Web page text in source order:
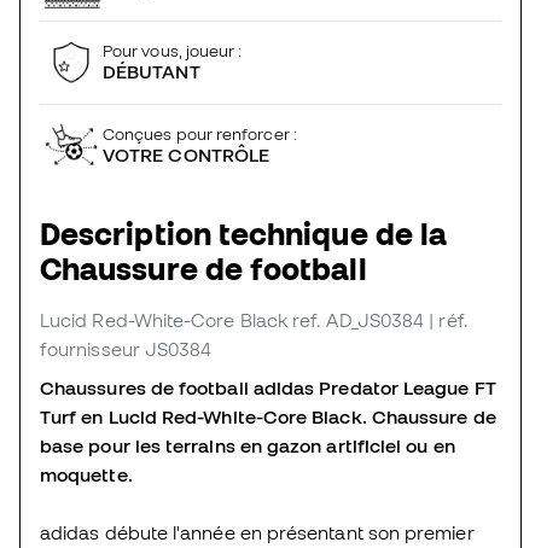
Pour vous, joueur :
DÉBUTANT
Conçues pour renforcer :
VOTRE CONTRÔLE
Description technique de la
Chaussure de football
Lucid Red-White-Core Black ref. AD_JS0384 | réf.
fournisseur JS0384
Chaussures de football adidas Predator League FT
Turf en Lucid Red-White-Core Black. Chaussure de
base pour les terrains en gazon artificiel ou en
moquette.
adidas débute l'année en présentant son premier